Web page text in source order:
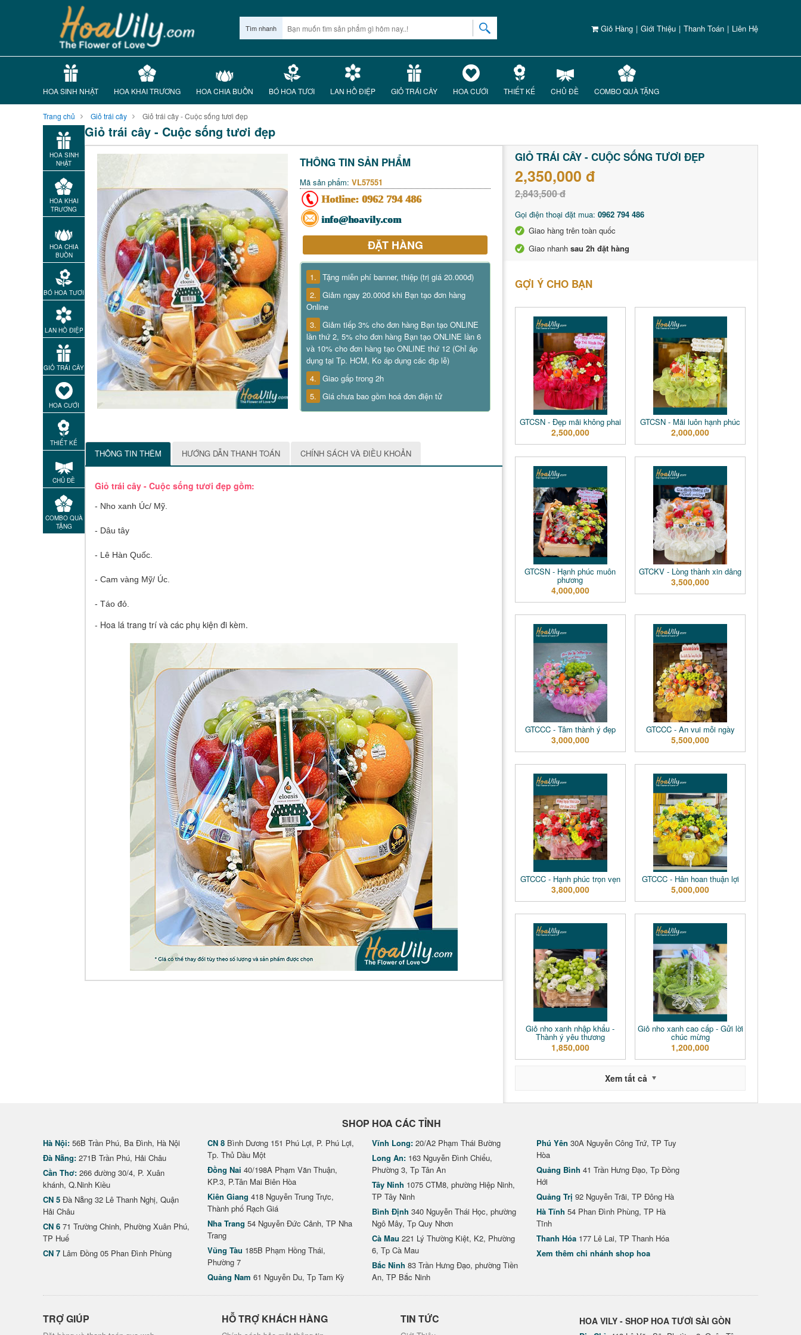
Giỏ Hàng | Giới Thiệu | Thanh Toán | Liên Hệ
Tìm nhanh
HOA SINH NHẬT HOA KHAI TRƯƠNG HOA CHIA BUỒN BÓ HOA TƯƠI LAN HỒ ĐIỆP GIỎ TRÁI CÂY HOA CƯỚI THIẾT KẾ CHỦ ĐỀ COMBO QUÀ TẶNG
Trang chủ Giỏ trái cây Giỏ trái cây - Cuộc sống tươi đẹp
HOA SINH
NHẬT
HOA KHAI
TRƯƠNG
HOA CHIA
BUỒN
BÓ HOA TƯƠI
LAN HỒ ĐIỆP
GIỎ TRÁI CÂY
HOA CƯỚI
THIẾT KẾ
CHỦ ĐỀ
COMBO QUÀ
TẶNG
Giỏ trái cây - Cuộc sống tươi đẹp
THÔNG TIN SẢN PHẨM
Mã sản phẩm: VL57551
Hotline: 0962 794 486
info@hoavily.com
ĐẶT HÀNG
1. Tặng miễn phí banner, thiệp (trị giá 20.000đ)
2. Giảm ngay 20.000đ khi Bạn tạo đơn hàng
Online
3. Giảm tiếp 3% cho đơn hàng Bạn tạo ONLINE
lần thứ 2, 5% cho đơn hàng Bạn tạo ONLINE lần 6
và 10% cho đơn hàng tạo ONLINE thứ 12 (Chỉ áp
dụng tại Tp. HCM, Ko áp dụng các dịp lễ)
4. Giao gấp trong 2h
5. Giá chưa bao gồm hoá đơn điện tử
THÔNG TIN THÊM HƯỚNG DẪN THANH TOÁN CHÍNH SÁCH VÀ ĐIỀU KHOẢN
Giỏ trái cây - Cuộc sống tươi đẹp gồm:
- Nho xanh Úc/ Mỹ.
- Dâu tây
- Lê Hàn Quốc.
- Cam vàng Mỹ/ Úc.
- Táo đỏ.
- Hoa lá trang trí và các phụ kiện đi kèm.
GIỎ TRÁI CÂY - CUỘC SỐNG TƯƠI ĐẸP
2,350,000 đ
2,843,500 đ
Gọi điện thoại đặt mua: 0962 794 486
Giao hàng trên toàn quốc
Giao nhanh sau 2h đặt hàng
GỢI Ý CHO BẠN
GTCSN - Đẹp mãi không phai
2,500,000
GTCSN - Mãi luôn hạnh phúc
2,000,000
GTCSN - Hạnh phúc muôn
phương
4,000,000
GTCKV - Lòng thành xin dâng
3,500,000
GTCCC - Tâm thành ý đẹp
3,000,000
GTCCC - An vui mỗi ngày
5,500,000
GTCCC - Hạnh phúc trọn vẹn
3,800,000
GTCCC - Hân hoan thuận lợi
5,000,000
Giỏ nho xanh nhập khẩu -
Thành ý yêu thương
1,850,000
Giỏ nho xanh cao cấp - Gửi lời
chúc mừng
1,200,000
Xem tất cả
SHOP HOA CÁC TỈNH
Hà Nội: 56B Trần Phú, Ba Đình, Hà Nội
Đà Nẵng: 271B Trần Phú, Hải Châu
Cần Thơ: 266 đường 30/4, P. Xuân
khánh, Q.Ninh Kiều
CN 5 Đà Nẵng 32 Lê Thanh Nghị, Quận
Hải Châu
CN 6 71 Trường Chinh, Phường Xuân Phú,
TP Huế
CN 7 Lâm Đồng 05 Phan Đình Phùng
CN 8 Bình Dương 151 Phú Lợi, P. Phú Lợi,
Tp. Thủ Dầu Một
Đồng Nai 40/198A Phạm Văn Thuận,
KP.3, P.Tân Mai Biên Hòa
Kiên Giang 418 Nguyễn Trung Trực,
Thành phố Rạch Giá
Nha Trang 54 Nguyễn Đức Cảnh, TP Nha
Trang
Vũng Tàu 185B Phạm Hồng Thái,
Phường 7
Quảng Nam 61 Nguyễn Du, Tp Tam Kỳ
Vĩnh Long: 20/A2 Phạm Thái Bường
Long An: 163 Nguyễn Đình Chiểu,
Phường 3, Tp Tân An
Tây Ninh 1075 CTM8, phường Hiệp Ninh,
TP Tây Ninh
Bình Định 340 Nguyễn Thái Học, phường
Ngô Mây, Tp Quy Nhơn
Cà Mau 221 Lý Thường Kiệt, K2, Phường
6, Tp Cà Mau
Bắc Ninh 83 Trần Hưng Đạo, phường Tiền
An, TP Bắc Ninh
Phú Yên 30A Nguyễn Công Trứ, TP Tuy
Hòa
Quảng Bình 41 Trần Hưng Đạo, Tp Đồng
Hới
Quảng Trị 92 Nguyễn Trãi, TP Đông Hà
Hà Tĩnh 54 Phan Đình Phùng, TP Hà
Tĩnh
Thanh Hóa 177 Lê Lai, TP Thanh Hóa
Xem thêm chi nhánh shop hoa
TRỢ GIÚP HỖ TRỢ KHÁCH HÀNG TIN TỨC HOA VILY - SHOP HOA TƯƠI SÀI GÒN